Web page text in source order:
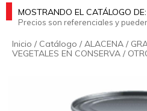
MOSTRANDO EL CATÁLOGO DE:
Precios son referenciales y
Inicio / Catálogo /ALACENA /
VEGETALES EN CONSERVA /